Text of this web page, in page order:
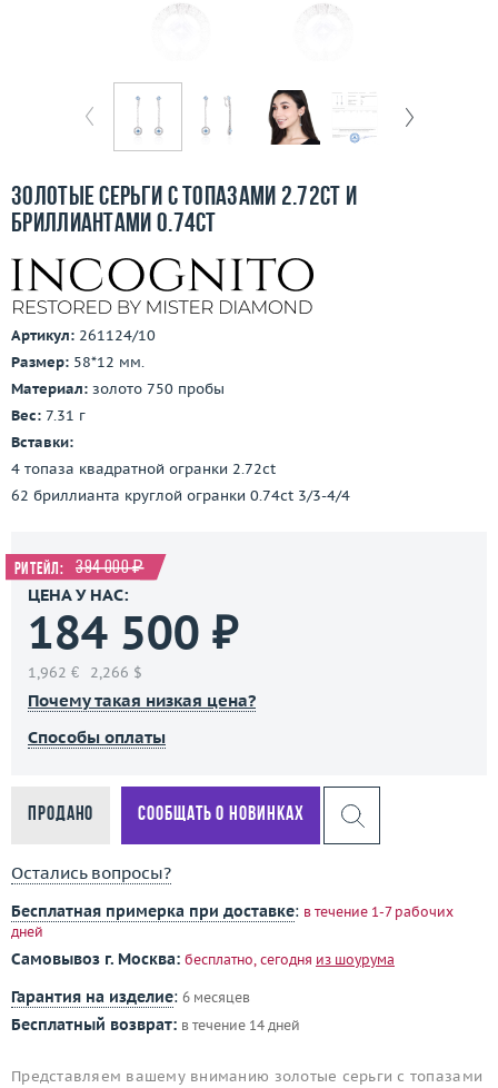
Бесплатная доставка
О компании
Контакты
3D-тур по шоуруму
Золотые серьги с топазами 2.72ct и
бриллиантами 0.74ct
Артикул: 261124/10
Размер: 58*12 мм.
Материал: золото 750 пробы
Вес: 7.31 г
Вставки:
4 топаза квадратной огранки 2.72ct
62 бриллианта круглой огранки 0.74ct 3/3-4/4
Ритейл: 394 000 ₽
ЦЕНА У НАС:
184 500 ₽
1,962 € 2,266 $
Почему такая низкая цена?
Способы оплаты
Продано Сообщать о новинках
Остались вопросы?
Бесплатная примерка при доставке: в течение 1-7 рабочих
дней
Самовывоз г. Москва: бесплатно, сегодня из шоурума
Гарантия на изделие: 6 месяцев
Бесплатный возврат: в течение 14 дней
Представляем вашему вниманию золотые серьги с топазами